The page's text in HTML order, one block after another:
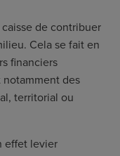
de contribuer
Cela se fait en
financiers
des
territorial ou
effet levier